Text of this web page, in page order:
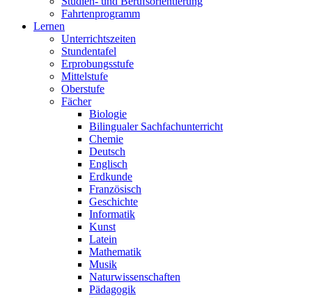
Fahrtenprogramm
Lernen
Unterrichtszeiten
Stundentafel
Erprobungsstufe
Mittelstufe
Oberstufe
Fächer
Biologie
Bilingualer Sachfachunterricht
Chemie
Deutsch
Englisch
Erdkunde
Französisch
Geschichte
Informatik
Kunst
Latein
Mathematik
Musik
Naturwissenschaften
Pädagogik